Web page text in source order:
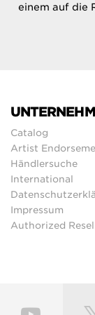
einem auf die
Catalog
Artist
Händlersuche
International
Impressum
Authorized